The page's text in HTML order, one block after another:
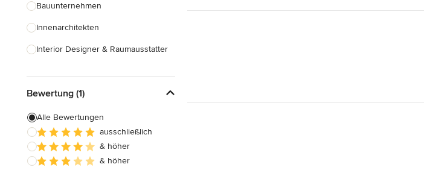
Bauunternehmen
Innenarchitekten
Interior Designer & Raumausstatter
Landschaftsarchitekten
Armaturen & Sanitärbedarf
Beleuchtung
Einbauschränke
Bewertung (1)
Alle Bewertungen
ausschließlich
& höher
& höher